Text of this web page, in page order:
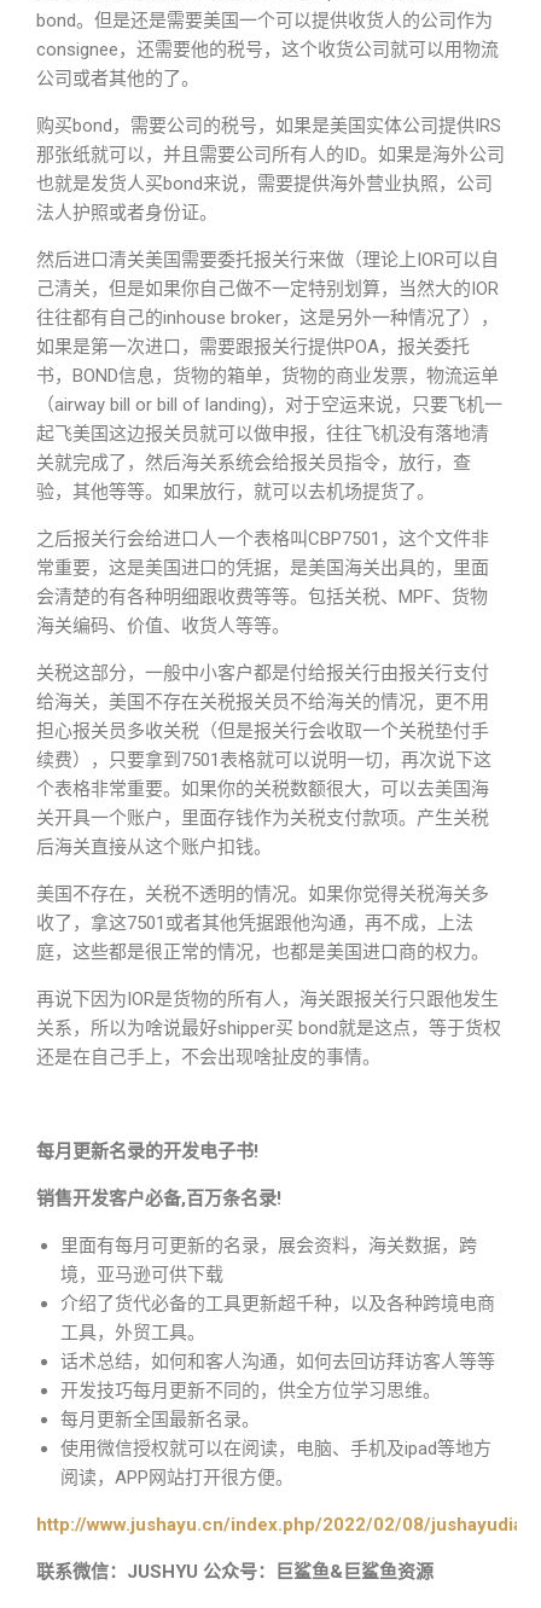
bond。但是还是需要美国一个可以提供收货人的公司作为
consignee，还需要他的税号，这个收货公司就可以用物流
公司或者其他的了。
购买bond，需要公司的税号，如果是美国实体公司提供IRS
那张纸就可以，并且需要公司所有人的ID。如果是海外公司
也就是发货人买bond来说，需要提供海外营业执照，公司
法人护照或者身份证。
然后进口清关美国需要委托报关行来做（理论上IOR可以自
己清关，但是如果你自己做不一定特别划算，当然大的IOR
往往都有自己的inhouse broker，这是另外一种情况了），
如果是第一次进口，需要跟报关行提供POA，报关委托
书，BOND信息，货物的箱单，货物的商业发票，物流运单
（airway bill or bill of landing)，对于空运来说，只要飞机一
起飞美国这边报关员就可以做申报，往往飞机没有落地清
关就完成了，然后海关系统会给报关员指令，放行，查
验，其他等等。如果放行，就可以去机场提货了。
之后报关行会给进口人一个表格叫CBP7501，这个文件非
常重要，这是美国进口的凭据，是美国海关出具的，里面
会清楚的有各种明细跟收费等等。包括关税、MPF、货物
海关编码、价值、收货人等等。
关税这部分，一般中小客户都是付给报关行由报关行支付
给海关，美国不存在关税报关员不给海关的情况，更不用
担心报关员多收关税（但是报关行会收取一个关税垫付手
续费），只要拿到7501表格就可以说明一切，再次说下这
个表格非常重要。如果你的关税数额很大，可以去美国海
关开具一个账户，里面存钱作为关税支付款项。产生关税
后海关直接从这个账户扣钱。
美国不存在，关税不透明的情况。如果你觉得关税海关多
收了，拿这7501或者其他凭据跟他沟通，再不成，上法
庭，这些都是很正常的情况，也都是美国进口商的权力。
再说下因为IOR是货物的所有人，海关跟报关行只跟他发生
关系，所以为啥说最好shipper买 bond就是这点，等于货权
还是在自己手上，不会出现啥扯皮的事情。
每月更新名录的开发电子书!
销售开发客户必备,百万条名录!
里面有每月可更新的名录，展会资料，海关数据，跨
境，亚马逊可供下载
介绍了货代必备的工具更新超千种，以及各种跨境电商
工具，外贸工具。
话术总结，如何和客人沟通，如何去回访拜访客人等等
开发技巧每月更新不同的，供全方位学习思维。
每月更新全国最新名录。
使用微信授权就可以在阅读，电脑、手机及ipad等地方
阅读，APP网站打开很方便。
http://www.jushayu.cn/index.php/2022/02/08/
联系微信：JUSHYU 公众号：巨鲨鱼&巨鲨鱼资源